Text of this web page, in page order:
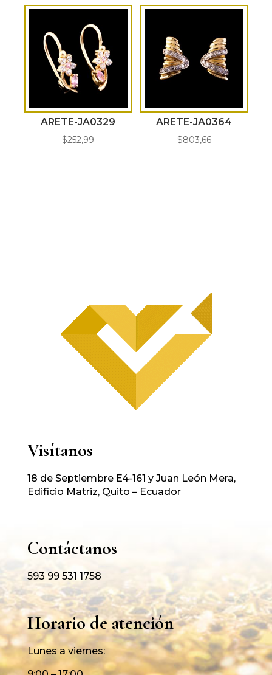
ARETE-JA0329
$252,99
ARETE-JA0364
$803,66
Visítanos
18 de Septiembre E4-161 y Juan León Mera,
Edificio Matriz, Quito – Ecuador
Contáctanos
593 99 531 1758
Horario de atención
Lunes a viernes: